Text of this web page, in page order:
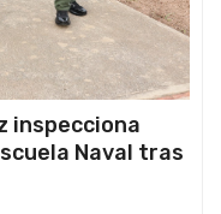
inspecciona
Naval tras
Guaira